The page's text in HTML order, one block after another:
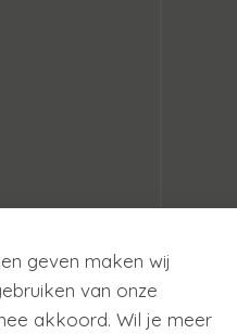
geven maken wij
van onze
akkoord. Wil je meer